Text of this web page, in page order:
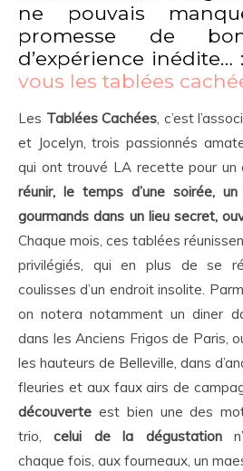
ne pouvais
promesse de
d’expérience inédite… :
vous les tablées
Les Tablées Cachées, c’est
et Jocelyn, trois passionnés
qui ont trouvé LA recette pour un
réunir, le temps d’une soirée,
gourmands dans un lieu secret,
Chaque mois, ces tablées
privilégiés, qui en plus de se
coulisses d’un endroit insolite.
on notera notamment un diner
dans les Anciens Frigos de Paris,
les hauteurs de Belleville, dans
fleuries et aux faux airs de
découverte est bien une des
trio,celui de la dégustation
chaque fois, aux fourneaux, un